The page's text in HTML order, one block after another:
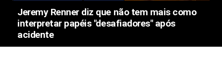
Jeremy Renner diz que não tem mais como
interpretar papéis "desafiadores" após
acidente